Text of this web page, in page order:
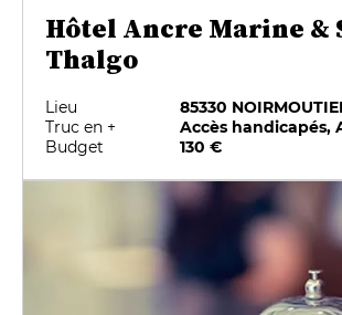
Hôtel Ancre Marine &
Thalgo
Lieu
85330
Truc en +
Budget
130 €